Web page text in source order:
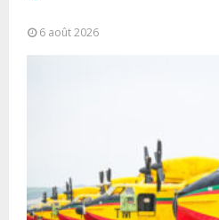
6 août 2026